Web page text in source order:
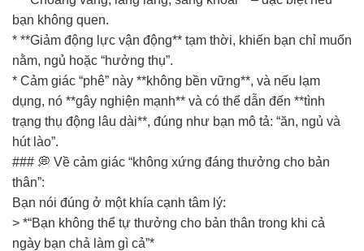
bạn không quen.
* **Giảm động lực vận động** tạm thời, khiến bạn chỉ muốn
nằm, ngủ hoặc “hưởng thụ”.
* Cảm giác “phê” này **không bền vững**, và nếu lạm
dụng, nó **gây nghiện mạnh** và có thể dẫn đến **tình
trạng thụ động lâu dài**, đúng như bạn mô tả: “ăn, ngủ và
hút lào”.
### 💭 Về cảm giác “không xứng đáng thưởng cho bản
thân”:
Bạn nói đúng ở một khía cạnh tâm lý:
> *“Bạn không thể tự thưởng cho bản thân trong khi cả
ngày bạn chả làm gì cả”*